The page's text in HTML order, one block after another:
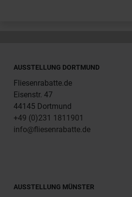
AUSSTELLUNG DORTMUND
Fliesenrabatte.de
Eisenstr. 47
44145 Dortmund
+49 (0)231 1811901
info@fliesenrabatte.de
AUSSTELLUNG MÜNSTER